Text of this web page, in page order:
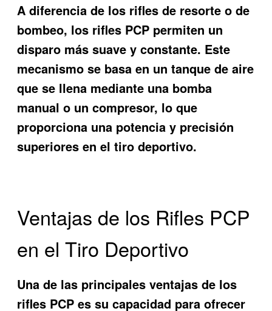
A diferencia de los rifles de resorte o de
bombeo, los rifles PCP permiten un
disparo más suave y constante. Este
mecanismo se basa en un tanque de aire
que se llena mediante una bomba
manual o un compresor, lo que
proporciona una potencia y precisión
superiores en el tiro deportivo.
Ventajas de los Rifles PCP
en el Tiro Deportivo
Una de las principales ventajas de los
rifles PCP es su capacidad para ofrecer